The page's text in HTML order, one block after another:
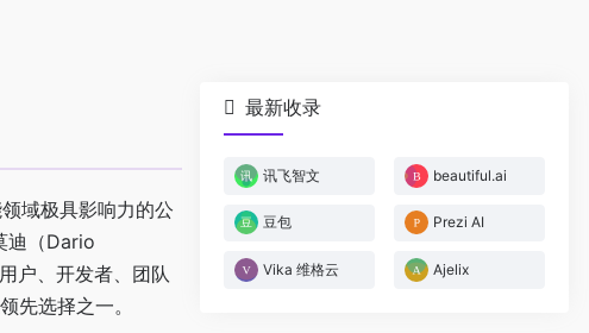
域极具影响力的公
迪（Dario
户、开发者、团队
先选择之一。
最新收录
讯飞智文 beautiful.ai
豆包 Prezi AI
Vika 维格云 Ajelix